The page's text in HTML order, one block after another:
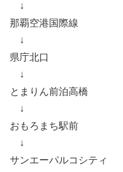
↓
那覇空港国際線
↓
県庁北口
↓
とまりん前泊高橋
↓
おもろまち駅前
↓
サンエーパルコシティ